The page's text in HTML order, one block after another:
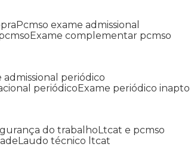
Pcmso exame admissional
Exame complementar pcmso
admissional periódico
periódico
Exame periódico inapto
do trabalho Ltcat e pcmso
Laudo técnico ltcat